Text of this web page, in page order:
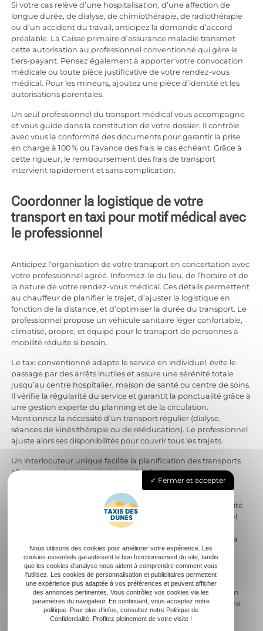
Si votre cas relève d’une hospitalisation, d’une affection de
longue durée, de dialyse, de chimiothérapie, de radiothérapie
ou d’un accident du travail, anticipez la demande d’accord
préalable. La Caisse primaire d’assurance maladie transmet
cette autorisation au professionnel conventionné qui gère le
tiers-payant. Pensez également à apporter votre convocation
médicale ou toute pièce justificative de votre rendez-vous
médical. Pour les mineurs, ajoutez une pièce d’identité et les
autorisations parentales.
Un seul professionnel du transport médical vous accompagne
et vous guide dans la constitution de votre dossier. Il contrôle
avec vous la conformité des documents pour garantir la prise
en charge à 100 % ou l’avance des frais le cas échéant. Grâce à
cette rigueur, le remboursement des frais de transport
intervient rapidement et sans complication.
Coordonner la logistique de votre
transport en taxi pour motif médical avec
le professionnel
Anticipez l’organisation de votre transport en concertation avec
votre professionnel agréé. Informez-le du lieu, de l’horaire et de
la nature de votre rendez-vous médical. Ces détails permettent
au chauffeur de planifier le trajet, d’ajuster la logistique en
fonction de la distance, et d’optimiser la durée du transport. Le
professionnel propose un véhicule sanitaire léger confortable,
climatisé, propre, et équipé pour le transport de personnes à
mobilité réduite si besoin.
Le taxi conventionné adapte le service en individuel, évite le
passage par des arrêts inutiles et assure une sérénité totale
jusqu’au centre hospitalier, maison de santé ou centre de soins.
Il vérifie la régularité du service et garantit la ponctualité grâce à
une gestion experte du planning et de la circulation.
Mentionnez la nécessité d’un transport régulier (dialyse,
séances de kinésithérapie ou de rééducation). Le professionnel
ajuste alors ses disponibilités pour couvrir tous les trajets.
Un interlocuteur unique facilite la planification des transports
allers-retours, le suivi administratif, la facturation et
l’accompagnement sur toute la durée du soin. Il adapte le
mode de transport à votre état : siège confortable pour
transport assis professionnalisé, matériel spécifique si mobilité
réduite, aide à l’installation à bord si besoin. Le professionnel
garantit la discrétion lors de tous vos transferts entre votre
domicile, les gares, les aéroports ou les centres médicaux. La
qualité du service repose sur l’écoute de vos besoins,
l’expérience des chauffeurs et leur connaissance des
procédures liées à la caisse d’assurance maladie.
Organiser votre transport en taxi pour motif médical avec un
professionnel agréé représente une sécurité supplémentaire
pour vous et votre famille. Vous profitez des meilleures
Fermer et accepter
Nous utilisons des cookies pour améliorer votre expérience. Les
cookies essentiels garantissent le bon fonctionnement du site, tandis
que les cookies d'analyse nous aident à comprendre comment vous
l'utilisez. Les cookies de personnalisation et publicitaires permettent
une expérience plus adaptée à vos préférences et peuvent afficher
des annonces pertinentes. Vous contrôlez vos cookies via les
paramètres du navigateur. En continuant, vous acceptez notre
politique. Pour plus d'infos, consultez notre Politique de
Confidentialité. Profitez pleinement de votre visite !